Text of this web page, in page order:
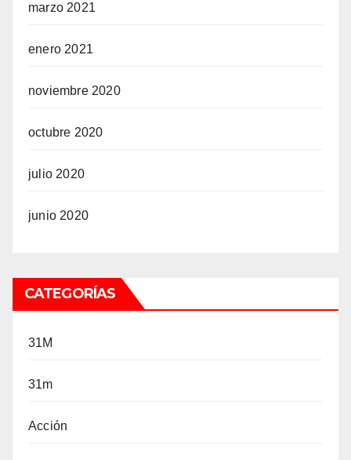
marzo 2021
enero 2021
noviembre 2020
octubre 2020
julio 2020
junio 2020
CATEGORÍAS
31M
31m
Acción